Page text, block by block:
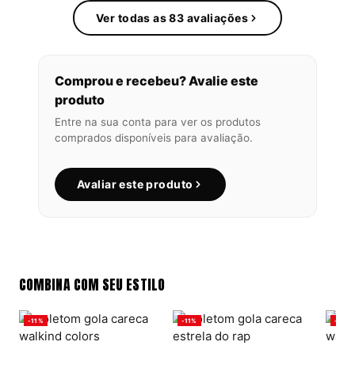
Ver todas as 83 avaliações
Comprou e recebeu? Avalie este
produto
Entre na sua conta para ver os produtos
comprados disponíveis para avaliação.
Avaliar este produto
COMBINA COM SEU ESTILO
-11% -11% -11%